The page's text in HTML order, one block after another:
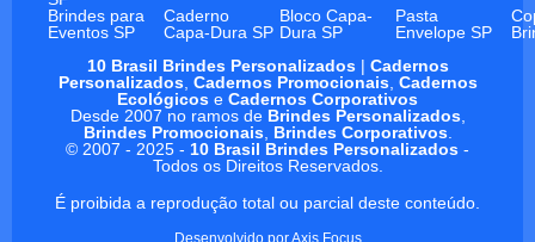
Brindes para
Eventos SP
Caderno
Capa-Dura SP
Bloco Capa-
Dura SP
Pasta
Envelope SP
10 Brasil Brindes Personalizados| Cadernos
Personalizados, Cadernos Promocionais, Cadernos
Ecológicos e Cadernos Corporativos
Desde 2007 no ramos de Brindes Personalizados,
Brindes Promocionais, Brindes Corporativos.
© 2007 - 2025 - 10 Brasil Brindes Personalizados -
Todos os Direitos Reservados.
É proibida a reprodução total ou parcial deste conteúdo.
Desenvolvido porAxis Focus